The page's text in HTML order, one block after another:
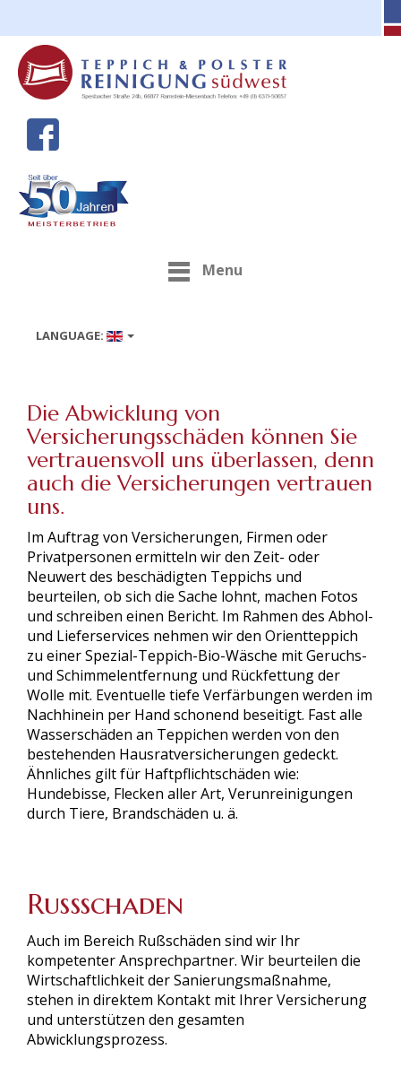
Menu
LANGUAGE:
Die Abwicklung von
Versicherungsschäden können Sie
vertrauensvoll uns überlassen, denn
auch die Versicherungen vertrauen
uns.
Im Auftrag von Versicherungen, Firmen oder
Privatpersonen ermitteln wir den Zeit- oder
Neuwert des beschädigten Teppichs und
beurteilen, ob sich die Sache lohnt, machen Fotos
und schreiben einen Bericht. Im Rahmen des Abhol-
und Lieferservices nehmen wir den Orientteppich
zu einer Spezial-Teppich-Bio-Wäsche mit Geruchs-
und Schimmelentfernung und Rückfettung der
Wolle mit. Eventuelle tiefe Verfärbungen werden im
Nachhinein per Hand schonend beseitigt. Fast alle
Wasserschäden an Teppichen werden von den
bestehenden Hausratversicherungen gedeckt.
Ähnliches gilt für Haftpflichtschäden wie:
Hundebisse, Flecken aller Art, Verunreinigungen
durch Tiere, Brandschäden u. ä.
Rußschaden
Auch im Bereich Rußschäden sind wir Ihr
kompetenter Ansprechpartner. Wir beurteilen die
Wirtschaftlichkeit der Sanierungsmaßnahme,
stehen in direktem Kontakt mit Ihrer Versicherung
und unterstützen den gesamten
Abwicklungsprozess.